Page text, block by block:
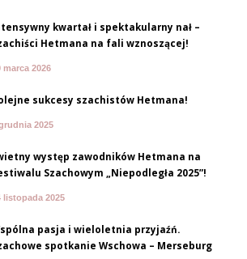
kwartał i spektakularny finał –
Hetmana na fali wznoszącej!
marca 2026
sukcesy szachistów Hetmana!
2025
występ zawodników Hetmana na
Szachowym „Niepodległa 2025”!
listopada 2025
pasja i wieloletnia przyjaźń.
spotkanie Wschowa – Merseburg